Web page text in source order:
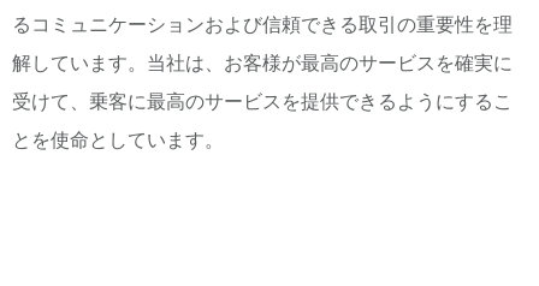
るコミュニケーションおよび信頼できる取引の重要性を理
解しています。当社は、お客様が最高のサービスを確実に
受けて、乗客に最高のサービスを提供できるようにするこ
とを使命としています。